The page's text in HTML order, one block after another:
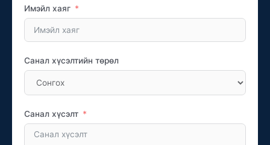
Имэйл хаяг
Санал хүсэлтийн төрөл
Санал хүсэлт